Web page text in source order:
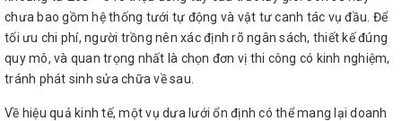
chưa bao gồm hệ thống tưới tự động và vật tư canh tác vụ đầu. Để
tối ưu chi phí, người trồng nên xác định rõ ngân sách, thiết kế đúng
quy mô, và quan trọng nhất là chọn đơn vị thi công có kinh nghiệm,
tránh phát sinh sửa chữa về sau.
Về hiệu quả kinh tế, một vụ dưa lưới ổn định có thể mang lại doanh